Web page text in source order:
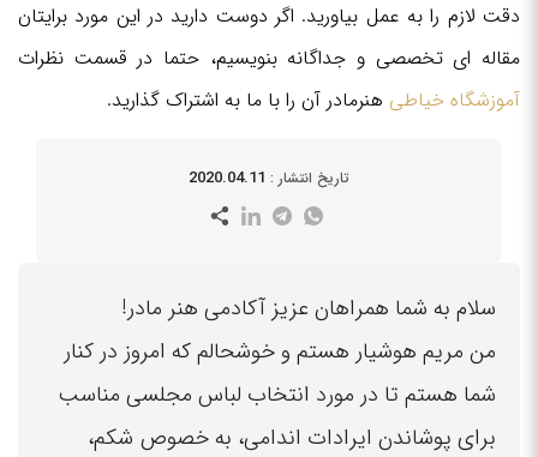
دقت لازم را به عمل بیاورید. اگر دوست دارید در این مورد برایتان
مقاله ای تخصصی و جداگانه بنویسیم، حتما در قسمت نظرات
آموزشگاه خیاطی هنرمادر آن را با ما به اشتراک گذارید.
تاریخ انتشار : 2020.04.11
سلام به شما همراهان عزیز آکادمی هنر مادر!
من مریم هوشیار هستم و خوشحالم که امروز در کنار
شما هستم تا در مورد انتخاب لباس مجلسی مناسب
برای پوشاندن ایرادات اندامی، به خصوص شکم،